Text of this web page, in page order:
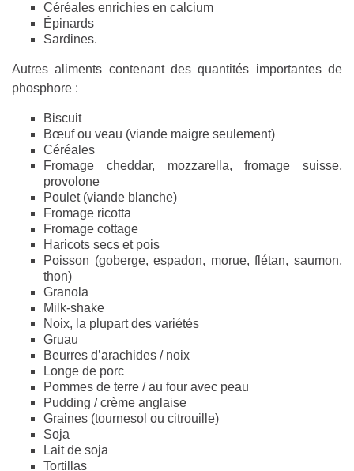
Céréales enrichies en calcium
Épinards
Sardines.
Autres aliments contenant des quantités importantes de
phosphore :
Biscuit
Bœuf ou veau (viande maigre seulement)
Céréales
Fromage cheddar, mozzarella, fromage suisse,
provolone
Poulet (viande blanche)
Fromage ricotta
Fromage cottage
Haricots secs et pois
Poisson (goberge, espadon, morue, flétan, saumon,
thon)
Granola
Milk-shake
Noix, la plupart des variétés
Gruau
Beurres d’arachides / noix
Longe de porc
Pommes de terre / au four avec peau
Pudding / crème anglaise
Graines (tournesol ou citrouille)
Soja
Lait de soja
Tortillas